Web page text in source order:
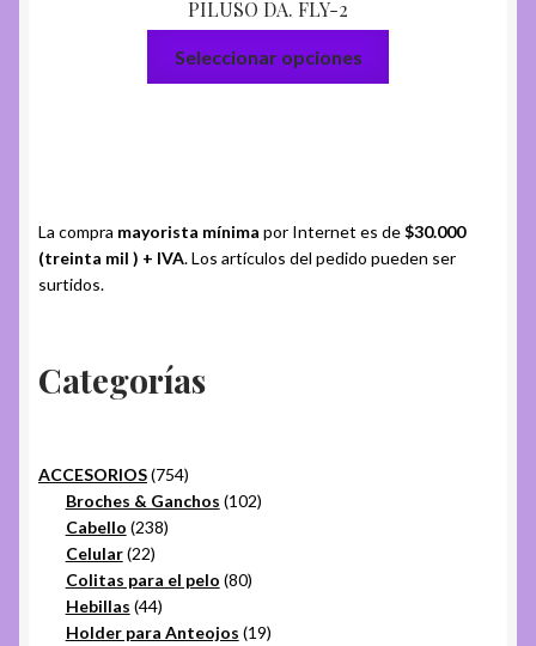
PILUSO DA. FLY-2
Seleccionar opciones
opciones
se
La compra mayorista mínima por Internet es de$30.000
(treinta mil ) + IVA. Los artículos del pedido pueden ser
surtidos.
Categorías
ACCESORIOS 754754
productos
Broches & Ganchos 102102
Cabello 238238
Celular 2222
productos
Colitas para el pelo 8080
Hebillas 4444
productos
Holder para Anteojos 1919